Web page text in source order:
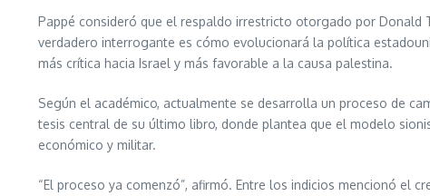
Pappé consideró que el respaldo irrestricto otorgado por Donald
verdadero interrogante es cómo evolucionará la política
más crítica hacia Israel y más favorable a la causa palestina.
Según el académico, actualmente se desarrolla un proceso de
tesis central de su último libro, donde plantea que el modelo
económico y militar.
“El proceso ya comenzó”, afirmó. Entre los indicios mencionó el